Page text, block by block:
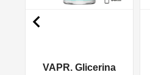
VAPR. Glicerina
